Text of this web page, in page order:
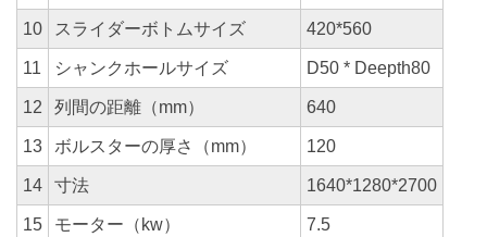
10 スライダーボトムサイズ 420*560
11 シャンクホールサイズ D50 * Deepth80
12 列間の距離（mm） 640
13 ボルスターの厚さ（mm） 120
14 寸法 1640*1280*2700
15 モーター（kw） 7.5